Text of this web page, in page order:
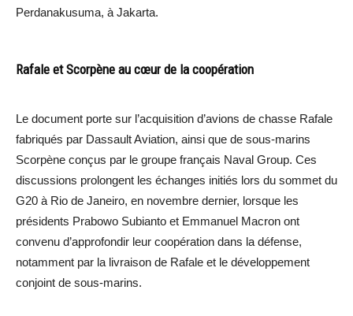
Perdanakusuma, à Jakarta.
Rafale et Scorpène au cœur de la coopération
Le document porte sur l’acquisition d’avions de chasse Rafale
fabriqués par Dassault Aviation, ainsi que de sous-marins
Scorpène conçus par le groupe français Naval Group. Ces
discussions prolongent les échanges initiés lors du sommet du
G20 à Rio de Janeiro, en novembre dernier, lorsque les
présidents Prabowo Subianto et Emmanuel Macron ont
convenu d’approfondir leur coopération dans la défense,
notamment par la livraison de Rafale et le développement
conjoint de sous-marins.